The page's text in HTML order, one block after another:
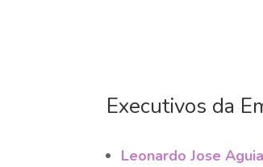
Executivos da
Leonardo Jose